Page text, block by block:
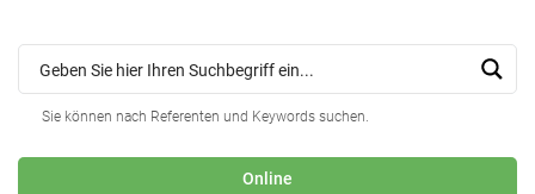
Sie können nach Referenten und Keywords suchen.
Online